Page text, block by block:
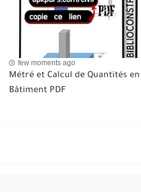
few moments ago
Métré et Calcul de Quantités en
Bâtiment PDF